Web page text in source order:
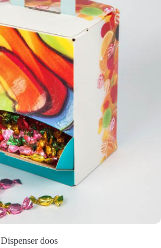
Dispenser doos